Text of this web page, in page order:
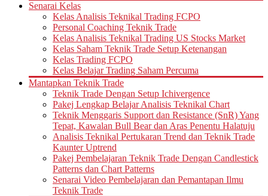
Senarai Kelas
Kelas Analisis Teknikal Trading FCPO
Personal Coaching Teknik Trade
Kelas Analisis Teknikal Trading US Stocks Market
Kelas Saham Teknik Trade Setup Ketenangan
Kelas Trading FCPO
Kelas Belajar Trading Saham Percuma
Mantapkan Teknik Trade
Teknik Trade Dengan Setup Ichivergence
Pakej Lengkap Belajar Analisis Teknikal Chart
Teknik Menggaris Support dan Resistance (SnR) Yang
Tepat, Kawalan Bull Bear dan Aras Penentu Halatuju
Analisis Teknikal Pertukaran Trend dan Teknik Trade
Kaunter Uptrend
Pakej Pembelajaran Teknik Trade Dengan Candlestick
Patterns dan Chart Patterns
Senarai Video Pembelajaran dan Pemantapan Ilmu
Teknik Trade